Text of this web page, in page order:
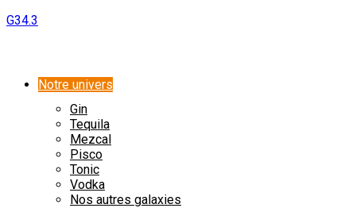
G34.3
Notre univers
Gin
Tequila
Mezcal
Pisco
Tonic
Vodka
Nos autres galaxies